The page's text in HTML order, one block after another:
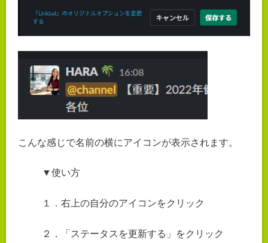
こんな感じで名前の横にアイコンが表示されます。
▼使い方
１．右上の自分のアイコンをクリック
２．「ステータスを更新する」をクリック